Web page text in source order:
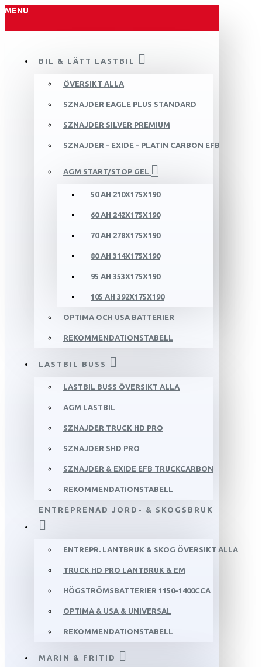
MENU
BIL & LÄTT LASTBIL
ÖVERSIKT ALLA
SZNAJDER EAGLE PLUS STANDARD
SZNAJDER SILVER PREMIUM
SZNAJDER - EXIDE - PLATIN CARBON EFB
AGM START/STOP GEL
50 AH 210X175X190
60 AH 242X175X190
70 AH 278X175X190
80 AH 314X175X190
95 AH 353X175X190
105 AH 392X175X190
OPTIMA OCH USA BATTERIER
REKOMMENDATIONSTABELL
LASTBIL BUSS
LASTBIL BUSS ÖVERSIKT ALLA
AGM LASTBIL
SZNAJDER TRUCK HD PRO
SZNAJDER SHD PRO
SZNAJDER & EXIDE EFB TRUCKCARBON
REKOMMENDATIONSTABELL
ENTREPRENAD JORD- & SKOGSBRUK
ENTREPR. LANTBRUK & SKOG ÖVERSIKT ALLA
TRUCK HD PRO LANTBRUK & EM
HÖGSTRÖMSBATTERIER 1150-1400CCA
OPTIMA & USA & UNIVERSAL
REKOMMENDATIONSTABELL
MARIN & FRITID